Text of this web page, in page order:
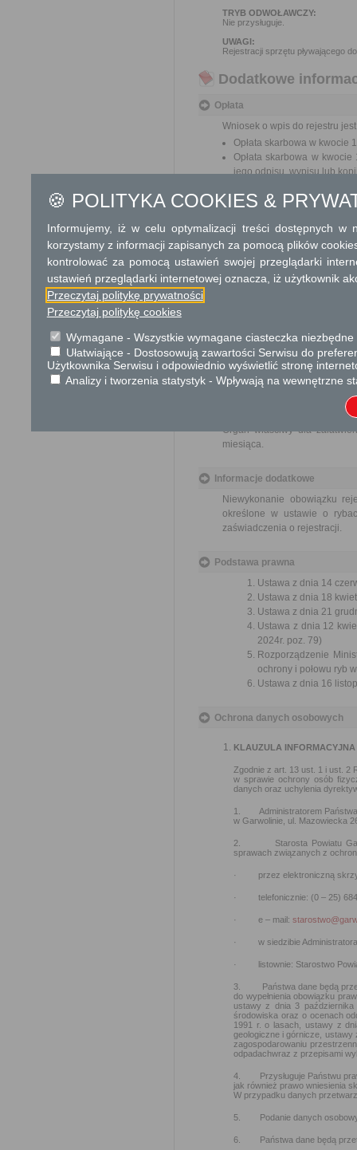
TRYB ODWOŁAWCZY:
Nie przysługuje.
UWAGI:
Rejestracji sprzętu pływającego
Dodatkowe
Opłata
Wniosek o wpis do rejestru
Opłata skarbowa w kwocie
Opłata skarbowa w
jego odpisu, wypisu lub
Tryb odwoławczy
Brak
Skargi i wnioski
Przedmiotem skargi może
ulepszenia organizacji,
wzmacnianie
usprawnienie pracy i
ochrony własności
lepszego zaspokajania
Organ właściwy dla
miesiąca.
Informacje dodatkowe
Niewykonanie obowiązku
określone w ustawie o
zaświadczenia o rejestracji.
Podstawa prawna
Ustawa z dnia 14
Ustawa z dnia 18
Ustawa z dnia 21
Ustawa z dnia 12
2024r. poz. 79)
Rozporządzenie
ochrony i połowu ryb
Ustawa z dnia 16
Ochrona danych osobowych
KLAUZULA INFORMACYJNA
Zgodnie z art. 13 ust. 1 i ust. 2
w sprawie ochrony osób
danych oraz uchylenia
1. Administratorem
w Garwolinie, ul. Mazowiecka
2.
Starosta Powiatu
sprawach związanych z
· przez elektroniczną
· telefonicznie: (0 – 25)
· e – mail:
· w siedzibie
· listownie: Starostwo
3.
Państwa dane będą
do wypełnienia obowiązku
ustawy z dnia 3 października
środowiska oraz o ocenach
1991 r. o lasach, ustawy z
geologiczne i górnicze,
zagospodarowaniu
odpadachwraz z przepisami
4. Przysługuje Państwu
jak również prawo wniesienia
W przypadku danych
5. Podanie danych
6. Państwa dane będą
🍪 POLITYKA COOKIES &
Informujemy, iż w celu optymalizacji treści dostępnych w
korzystamy z informacji zapisanych za pomocą plików
kontrolować za pomocą ustawień swojej przeglądarki
ustawień przeglądarki internetowej oznacza, iż użytkownik
Przeczytaj politykę prywatności
Przeczytaj politykę cookies
Wymagane - Wszystkie wymagane ciasteczka
Ułatwiające - Dostosowują zawartości Serwisu do
Użytkownika Serwisu i odpowiednio wyświetlić stronę
Analizy i tworzenia statystyk - Wpływają na wewnętrzne